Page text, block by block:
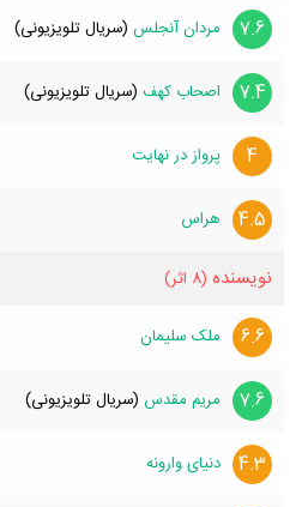
7.6 مردان آنجلس (سریال تلویزیونی)
7.4 اصحاب کهف (سریال تلویزیونی)
4 پرواز در نهایت
4.5 هراس
نویسنده (8 اثر)
6.6 ملک سلیمان
7.6 مریم مقدس (سریال تلویزیونی)
4.3 دنیای وارونه